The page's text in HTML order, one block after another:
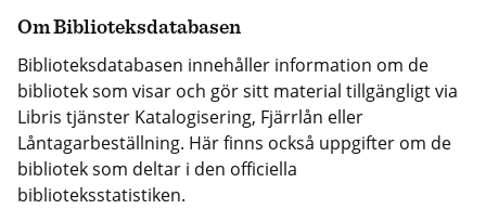
Om Biblioteksdatabasen
Biblioteksdatabasen innehåller information om de
bibliotek som visar och gör sitt material tillgängligt via
Libris tjänster Katalogisering, Fjärrlån eller
Låntagarbeställning. Här finns också uppgifter om de
bibliotek som deltar i den officiella
biblioteksstatistiken.